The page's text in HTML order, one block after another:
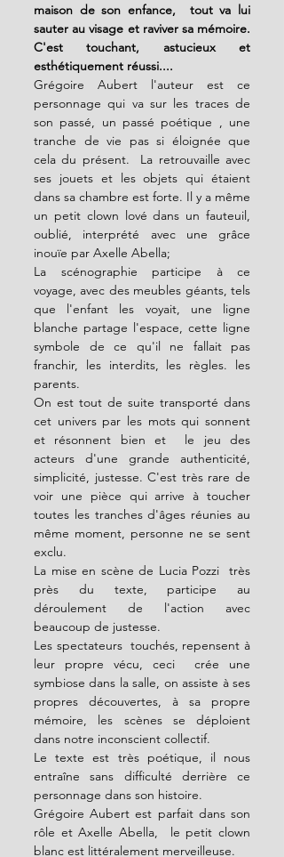
maison de son enfance,  tout va lui
sauter au visage et raviver sa mémoire.
C'est touchant, astucieux et
esthétiquement réussi....
Grégoire Aubert l'auteur est ce
personnage qui va sur les traces de
son passé, un passé poétique , une
tranche de vie pas si éloignée que
cela du présent.  La retrouvaille avec
ses jouets et les objets qui étaient
dans sa chambre est forte. Il y a même
un petit clown lové dans un fauteuil,
oublié, interprété avec une grâce
inouïe par Axelle Abella;
La scénographie participe à ce
voyage, avec des meubles géants, tels
que l'enfant les voyait, une ligne
blanche partage l'espace, cette ligne
symbole de ce qu'il ne fallait pas
franchir, les interdits, les règles. les
parents.
On est tout de suite transporté dans
cet univers par les mots qui sonnent
et résonnent bien et  le jeu des
acteurs d'une grande authenticité,
simplicité, justesse. C'est très rare de
voir une pièce qui arrive à toucher
toutes les tranches d'âges réunies au
même moment, personne ne se sent
exclu.
La mise en scène de Lucia Pozzi  très
près du texte, participe au
déroulement de l'action avec
beaucoup de justesse.
Les spectateurs  touchés, repensent à
leur propre vécu, ceci  crée une
symbiose dans la salle, on assiste à ses
propres découvertes, à sa propre
mémoire, les scènes se déploient
dans notre inconscient collectif.
Le texte est très poétique, il nous
entraîne sans difficulté derrière ce
personnage dans son histoire.
Grégoire Aubert est parfait dans son
rôle et Axelle Abella,  le petit clown
blanc est littéralement merveilleuse.